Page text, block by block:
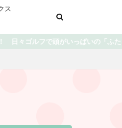
ス
フ」です⛳️ 上達を目指している